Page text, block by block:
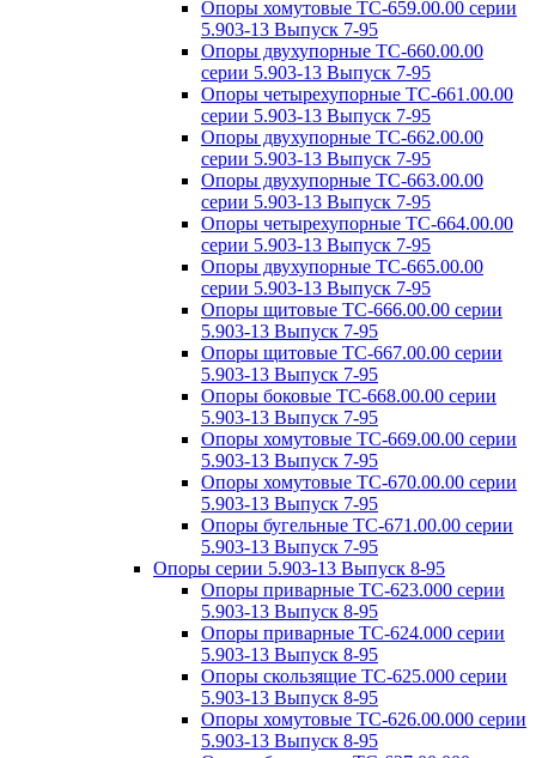
Опоры хомутовые ТС-659.00.00 серии
5.903-13 Выпуск 7-95
Опоры двухупорные ТС-660.00.00
серии 5.903-13 Выпуск 7-95
Опоры четырехупорные ТС-661.00.00
серии 5.903-13 Выпуск 7-95
Опоры двухупорные ТС-662.00.00
серии 5.903-13 Выпуск 7-95
Опоры двухупорные ТС-663.00.00
серии 5.903-13 Выпуск 7-95
Опоры четырехупорные ТС-664.00.00
серии 5.903-13 Выпуск 7-95
Опоры двухупорные ТС-665.00.00
серии 5.903-13 Выпуск 7-95
Опоры щитовые ТС-666.00.00 серии
5.903-13 Выпуск 7-95
Опоры щитовые ТС-667.00.00 серии
5.903-13 Выпуск 7-95
Опоры боковые ТС-668.00.00 серии
5.903-13 Выпуск 7-95
Опоры хомутовые ТС-669.00.00 серии
5.903-13 Выпуск 7-95
Опоры хомутовые ТС-670.00.00 серии
5.903-13 Выпуск 7-95
Опоры бугельные ТС-671.00.00 серии
5.903-13 Выпуск 7-95
Опоры серии 5.903-13 Выпуск 8-95
Опоры приварные ТС-623.000 серии
5.903-13 Выпуск 8-95
Опоры приварные ТС-624.000 серии
5.903-13 Выпуск 8-95
Опоры скользящие ТС-625.000 серии
5.903-13 Выпуск 8-95
Опоры хомутовые ТС-626.00.000 серии
5.903-13 Выпуск 8-95